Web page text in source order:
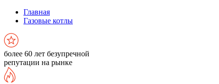
Главная
Газовые котлы
более 60 лет безупречной
репутации на рынке